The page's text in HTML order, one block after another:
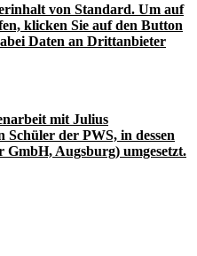
von Standard. Um auf
klicken Sie auf den Button
Daten an Drittanbieter
mit Julius
Schüler der PWS, in dessen
Augsburg) umgesetzt.